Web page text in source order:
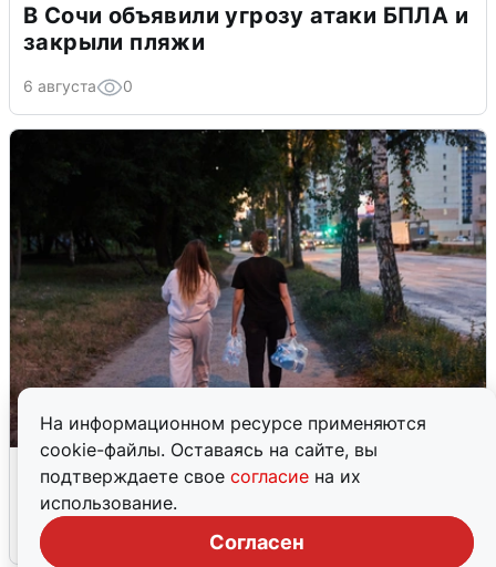
На информационном ресурсе применяются
cookie-файлы. Оставаясь на сайте, вы
подтверждаете свое согласие на их
использование.
Согласен
В Сочи объявили угрозу атаки БПЛА и
закрыли пляжи
6 августа 0
Опубликована карта отключений
воды в Воронеже
6 августа